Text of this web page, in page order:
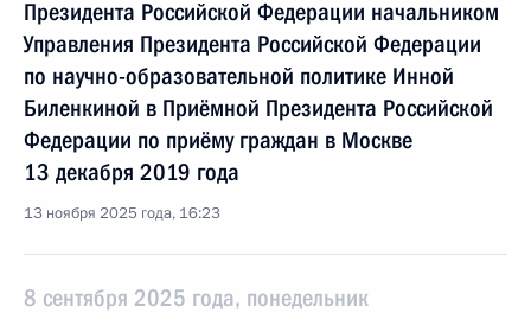
Президента Российской Федерации начальником
Управления Президента Российской Федерации
по научно-образовательной политике Инной
Биленкиной в Приёмной Президента Российской
Федерации по приёму граждан в Москве
13 декабря 2019 года
13 ноября 2025 года, 16:23
8 сентября 2025 года, понедельник